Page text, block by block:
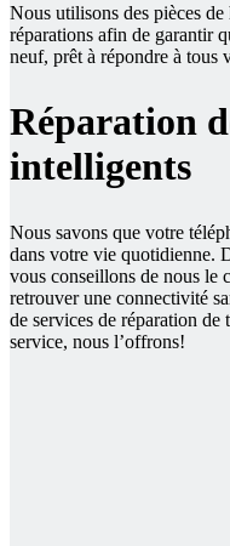
Nous utilisons des pièces
réparations afin de garantir
neuf, prêt à répondre à tous
Réparation
intelligents
Nous savons que votre
dans votre vie quotidienne.
vous conseillons de nous le
retrouver une connectivité
de services de réparation
service, nous l’offrons!